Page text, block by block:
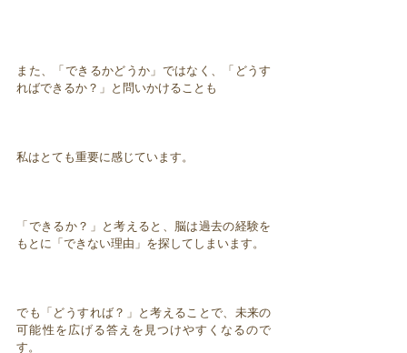
また、「できるかどうか」ではなく、「どうす
ればできるか？」と問いかけることも
私はとても重要に感じています。
「できるか？」と考えると、脳は過去の経験を
もとに「できない理由」を探してしまいます。
でも「どうすれば？」と考えることで、未来の
可能性を広げる答えを見つけやすくなるので
す。